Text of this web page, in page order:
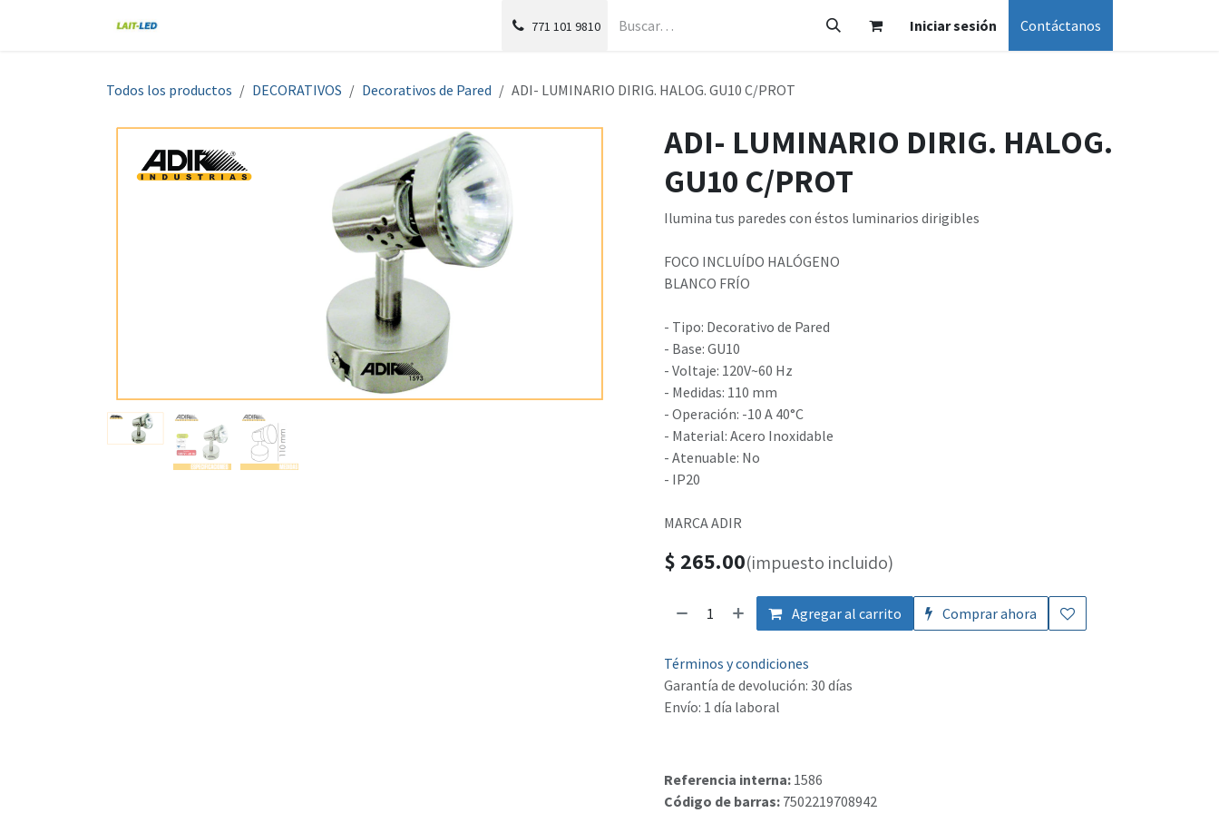
771 101 9810 Iniciar sesión Contáctanos
Todos los productos DECORATIVOS Decorativos de Pared ADI- LUMINARIO DIRIG. HALOG. GU10 C/PROT
ADI- LUMINARIO DIRIG. HALOG.
GU10 C/PROT
Ilumina tus paredes con éstos luminarios dirigibles
FOCO INCLUÍDO HALÓGENO
BLANCO FRÍO
- Tipo: Decorativo de Pared
- Base: GU10
- Voltaje: 120V~60 Hz
- Medidas: 110 mm
- Operación: -10 A 40°C
- Material: Acero Inoxidable
- Atenuable: No
- IP20
MARCA ADIR
$ 265.00(impuesto incluido)
Agregar al carrito Comprar ahora
Términos y condiciones
Garantía de devolución: 30 días
Envío: 1 día laboral
Referencia interna: 1586
Código de barras: 7502219708942